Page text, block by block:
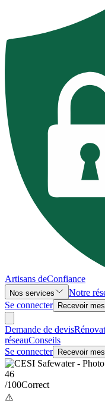
Artisans deConfiance
Nos services Notre
Se connecter
Recevoir
Demande de devis
réseauConseils
Se connecter
Recevoir
46
/100Correct
⚠️